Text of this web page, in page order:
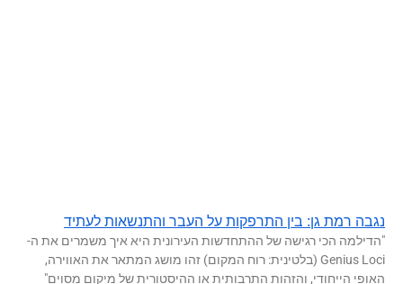
נגבה רמת גן: בין התרפקות על העבר והתנשאות לעתיד
"הדילמה הכי רגישה של ההתחדשות העירונית היא איך משמרים את ה-
Genius Loci (בלטינית: רוח המקום) זהו מושג המתאר את האווירה,
האופי הייחודי, והזהות התרבותית או ההיסטורית של מיקום מסוים"